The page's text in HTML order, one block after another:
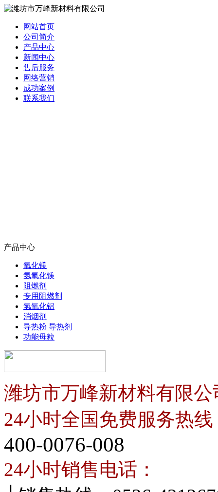
网站首页
公司简介
产品中心
新闻中心
售后服务
网络营销
成功案例
联系我们
产品中心
氧化镁
氢氧化镁
阻燃剂
专用阻燃剂
氢氧化铝
消烟剂
导热粉 导热剂
功能母粒
潍坊市万峰新材料有限公
24小时全国免费服务热线
400-0076-008
24小时销售电话：